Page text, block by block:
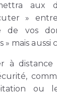
aux
»
de vos
mais aussi
à distance
ou